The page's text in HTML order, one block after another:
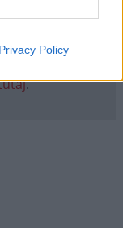
Privacy Policy
eKAI.pl za
naszą
.